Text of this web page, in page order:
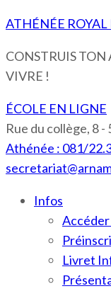
ATHÉNÉE ROYAL
CONSTRUIS TON
VIVRE !
ÉCOLE EN LIGNE
Rue du collège, 8
Athénée : 081/
Infos
Accéder
Livret